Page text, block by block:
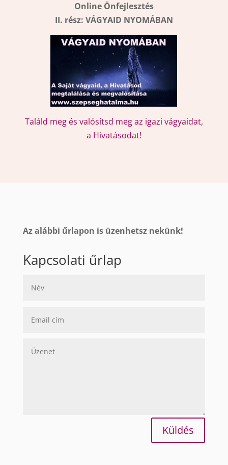
Online Önfejlesztés
II. rész: VÁGYAID NYOMÁBAN
Találd meg és valósítsd meg az igazi vágyaidat,
a Hivatásodat!
Az alábbi űrlapon is üzenhetsz nekünk!
Kapcsolati űrlap
Küldés